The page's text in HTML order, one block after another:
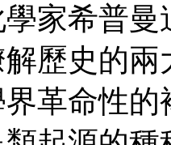
家希普
歷史的
革命性